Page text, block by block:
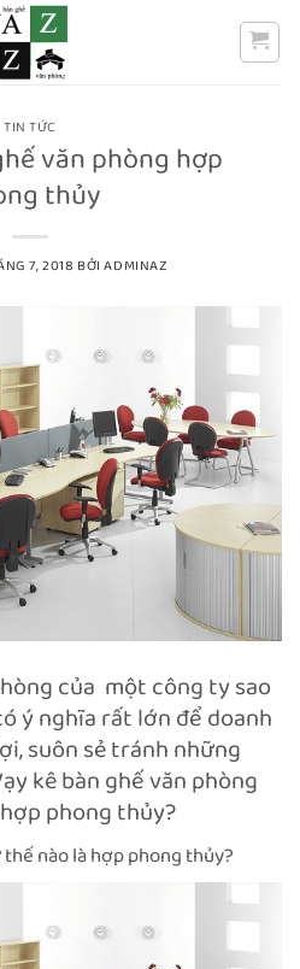
TIN TỨC
văn phòng hợp
thủy
7, 2018 BỞIADMINAZ
của một công ty sao
ý nghĩa rất lớn để doanh
suôn sẻ tránh những
kê bàn ghế văn phòng
phong thủy?
nào là hợp phong thủy?